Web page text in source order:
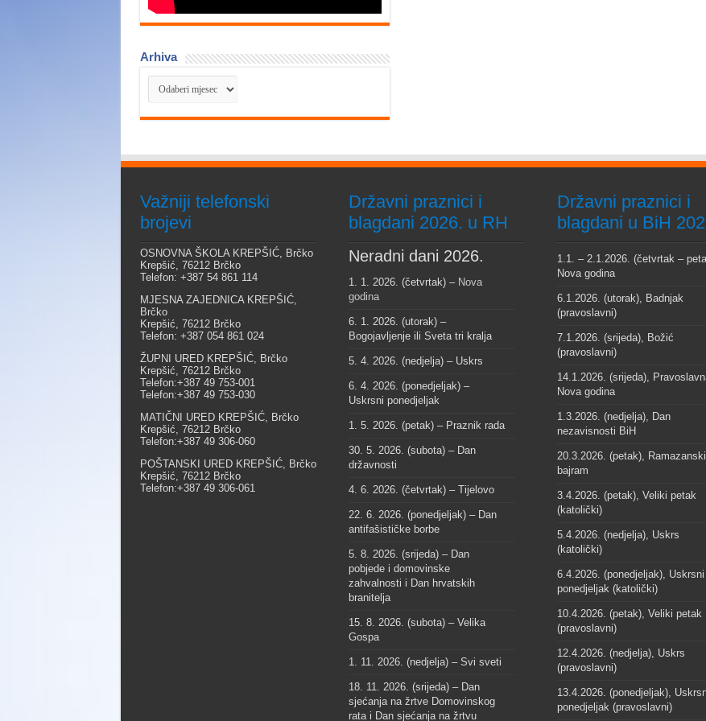
Arhiva
Arhiva
Važniji telefonski
brojevi
OSNOVNA ŠKOLA KREPŠIĆ, Brčko
Krepšić, 76212 Brčko
Telefon: +387 54 861 114
MJESNA ZAJEDNICA KREPŠIĆ,
Brčko
Krepšić, 76212 Brčko
Telefon: +387 054 861 024
ŽUPNI URED KREPŠIĆ, Brčko
Krepšić, 76212 Brčko
Telefon:+387 49 753-001
Telefon:+387 49 753-030
MATIČNI URED KREPŠIĆ, Brčko
Krepšić, 76212 Brčko
Telefon:+387 49 306-060
POŠTANSKI URED KREPŠIĆ, Brčko
Krepšić, 76212 Brčko
Telefon:+387 49 306-061
Državni praznici i
blagdani 2026. u RH
Neradni dani 2026.
1. 1. 2026. (četvrtak) – Nova
godina
6. 1. 2026. (utorak) –
Bogojavljenje ili Sveta tri kralja
5. 4. 2026. (nedjelja) – Uskrs
6. 4. 2026. (ponedjeljak) –
Uskrsni ponedjeljak
1. 5. 2026. (petak) – Praznik rada
30. 5. 2026. (subota) – Dan
državnosti
4. 6. 2026. (četvrtak) – Tijelovo
22. 6. 2026. (ponedjeljak) – Dan
antifašističke borbe
5. 8. 2026. (srijeda) – Dan
pobjede i domovinske
zahvalnosti i Dan hrvatskih
branitelja
15. 8. 2026. (subota) – Velika
Gospa
1. 11. 2026. (nedjelja) – Svi sveti
18. 11. 2026. (srijeda) – Dan
sjećanja na žrtve Domovinskog
rata i Dan sjećanja na žrtvu
Državni praznici i
blagdani u BiH
1.1. – 2.1.2026. (četvrtak –
Nova godina
6.1.2026. (utorak), Badnjak
(pravoslavni)
7.1.2026. (srijeda), Božić
(pravoslavni)
14.1.2026. (srijeda),
Nova godina
1.3.2026. (nedjelja), Dan
nezavisnosti BiH
20.3.2026. (petak), Ramazanski
bajram
3.4.2026. (petak), Veliki petak
(katolički)
5.4.2026. (nedjelja), Uskrs
(katolički)
6.4.2026. (ponedjeljak), Uskrsni
ponedjeljak (katolički)
10.4.2026. (petak), Veliki petak
(pravoslavni)
12.4.2026. (nedjelja), Uskrs
(pravoslavni)
13.4.2026. (ponedjeljak),
ponedjeljak (pravoslavni)